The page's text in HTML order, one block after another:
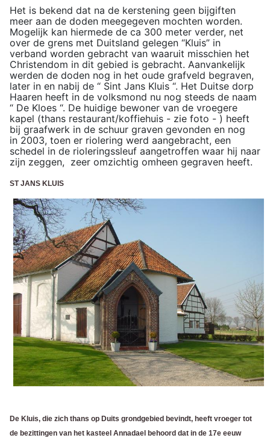
Het is bekend dat na de kerstening geen bijgiften
meer aan de doden meegegeven mochten worden.
Mogelijk kan hiermede de ca 300 meter verder, net
over de grens met Duitsland gelegen “Kluis” in
verband worden gebracht van waaruit misschien het
Christendom in dit gebied is gebracht. Aanvankelijk
werden de doden nog in het oude grafveld begraven,
later in en nabij de “ Sint Jans Kluis “. Het Duitse dorp
Haaren heeft in de volksmond nu nog steeds de naam
“ De Kloes “. De huidige bewoner van de vroegere
kapel (thans restaurant/koffiehuis - zie foto - ) heeft
bij graafwerk in de schuur graven gevonden en nog
in 2003, toen er riolering werd aangebracht, een
schedel in de rioleringssleuf aangetroffen waar hij naar
zijn zeggen, zeer omzichtig omheen gegraven heeft.
ST JANS KLUIS
De Kluis, die zich thans op Duits grondgebied bevindt, heeft vroeger tot
de bezittingen van het kasteel Annadael behoord dat in de 17e eeuw